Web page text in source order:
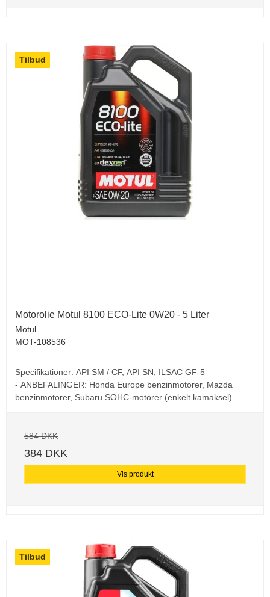
Tilbud
Motorolie Motul 8100 ECO-Lite 0W20 - 5 Liter
Motul
MOT-108536
Specifikationer: API SM / CF, API SN, ILSAC GF-5
- ANBEFALINGER: Honda Europe benzinmotorer, Mazda
benzinmotorer, Subaru SOHC-motorer (enkelt kamaksel)
584 DKK
384 DKK
Vis produkt
Tilbud